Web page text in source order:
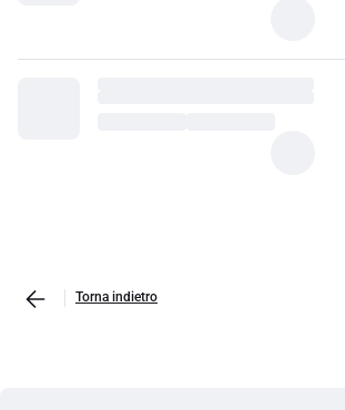
Torna indietro